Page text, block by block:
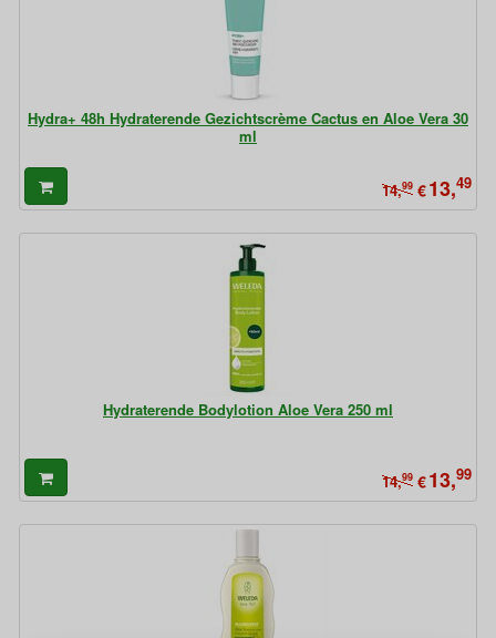
Hydra+ 48h Hydraterende Gezichtscrème Cactus en Aloe Vera 30
ml
14,99 €13,49
Hydraterende Bodylotion Aloe Vera 250 ml
14,99 €13,99